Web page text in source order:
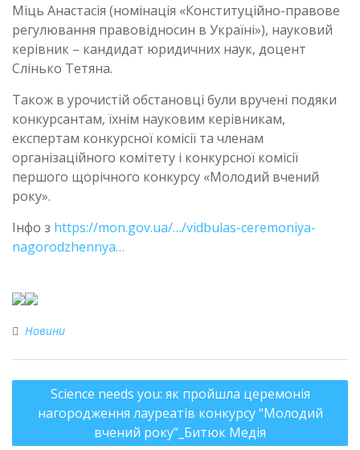
Міць Анастасія (номінація «Конституційно-правове
регулювання правовідносин в Україні»), науковий
керівник – кандидат юридичних наук, доцент
Слінько Тетяна.
Також в урочистій обстановці були вручені подяки
конкурсантам, їхнім науковим керівникам,
експертам конкурсної комісії та членам
організаційного комітету і конкурсної комісії
першого щорічного конкурсу «Молодий вчений
року».
Інфо з https://mon.gov.ua/…/vidbulas-ceremoniya-
nagorodzhennya…
Новини
Science needs you: як пройшла церемонія
нагородження лауреатів конкурсу “Молодий
вчений року”_Битюк Медія